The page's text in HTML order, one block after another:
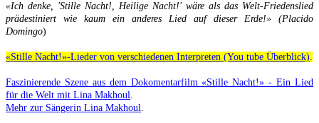
«Ich denke, 'Stille Nacht!, Heilige Nacht!' wäre als das Welt-Friedenslied
prädestiniert wie kaum ein anderes Lied auf dieser Erde!» (Placido
Domingo)
«Stille Nacht!»-Lieder von verschiedenen Interpreten (You tube Überblick).
Faszinierende Szene aus dem Dokomentarfilm «Stille Nacht!» - Ein Lied
für die Welt mit Lina Makhoul.
Mehr zur Sängerin Lina Makhoul.